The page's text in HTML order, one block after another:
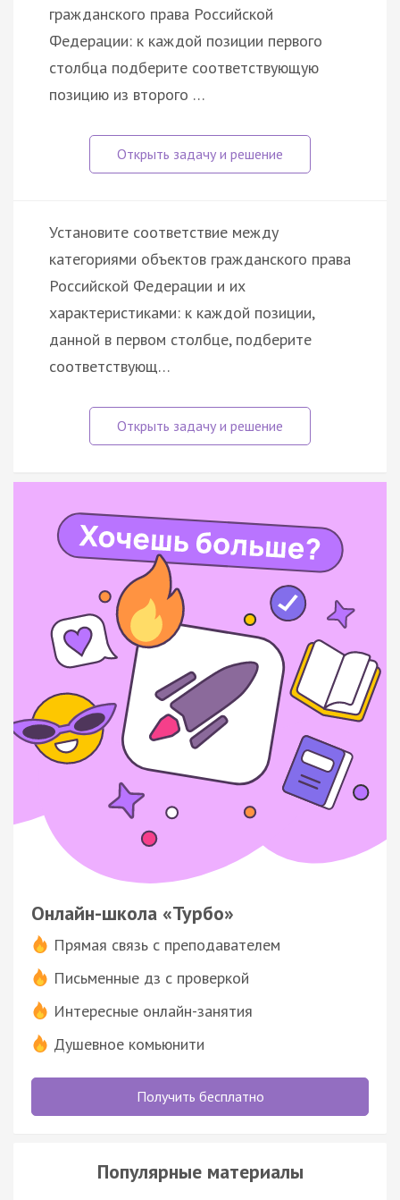
гражданского права Российской
Федерации: к каждой позиции первого
столбца подберите соответствующую
позицию из второго …
Установите соответствие между
категориями объектов гражданского права
Российской Федерации и их
характеристиками: к каждой позиции,
данной в первом столбце, подберите
соответствующ…
Онлайн-школа «Турбо»
Прямая связь с преподавателем
Письменные дз с проверкой
Интересные онлайн-занятия
Душевное комьюнити
Получить бесплатно
Популярные материалы